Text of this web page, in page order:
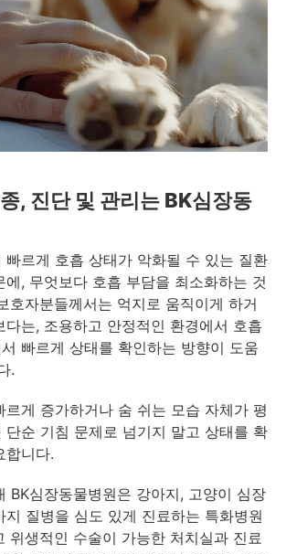
, 진단 및 관리는 BK심장동
빠르게 호흡 상태가 악화될 수 있는 질환
에, 무엇보다 호흡 부담을 최소화하는 것
호자분들께서는 억지로 움직이게 하거
다는, 조용하고 안정적인 환경에서 호흡
빠르게 상태를 확인하는 방향이 도움
.
르게 증가하거나 숨 쉬는 모습 자체가 평
단순 기침 문제로 넘기지 말고 상태를 확
합니다.
BK심장동물병원은 강아지, 고양이 심장
지 질병을 심도 있게 진료하는 특화병원
위생적인 수술이 가능한 처치실과 진료